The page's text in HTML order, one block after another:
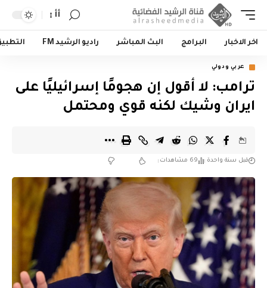
أأ
اخر الاخبار البرامج البث المباشر راديو الرشيد FM
عربي ودولي
ترامب: لا أقول إن هجومًا إسرائيليًا على
ايران وشيك لكنه قوي ومحتمل
قبل سنة واحدة 69 مشاهدات